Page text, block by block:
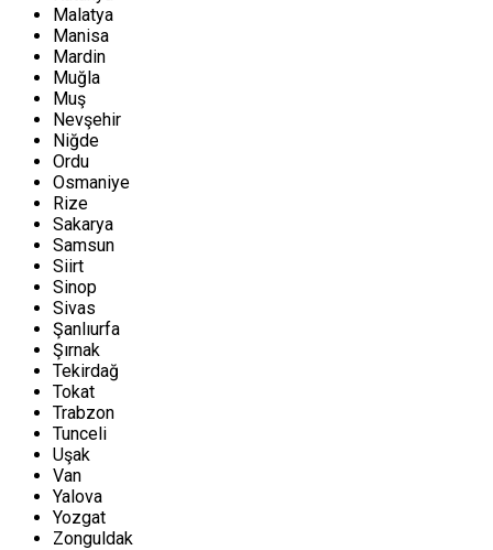
Malatya
Manisa
Mardin
Muğla
Muş
Nevşehir
Niğde
Ordu
Osmaniye
Rize
Sakarya
Samsun
Siirt
Sinop
Sivas
Şanlıurfa
Şırnak
Tekirdağ
Tokat
Trabzon
Tunceli
Uşak
Van
Yalova
Yozgat
Zonguldak